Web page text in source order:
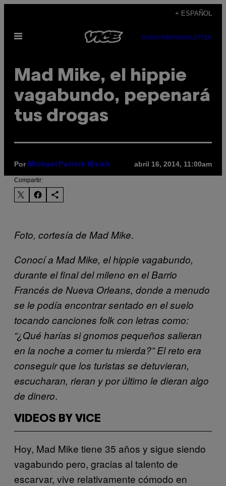
contenido
+ ESPAÑOL
Abrir
SUBSCRIBENEWSLETTER
Mad Mike, el hippie
vagabundo, pepenará
tus drogas
Por Michael Patrick Welch abril 16, 2014, 11:00am
Compartir:
Foto, cortesía de Mad Mike.
Conocí a Mad Mike, el hippie vagabundo,
durante el final del mileno en el Barrio
Francés de Nueva Orleans, donde a menudo
se le podía encontrar sentado en el suelo
tocando canciones folk con letras como:
“¿Qué harías si gnomos pequeños salieran
en la noche a comer tu mierda?” El reto era
conseguir que los turistas se detuvieran,
escucharan, rieran y por último le dieran algo
de dinero.
VIDEOS BY VICE
Hoy, Mad Mike tiene 35 años y sigue siendo
vagabundo pero, gracias al talento de
escarvar, vive relativamente cómodo en